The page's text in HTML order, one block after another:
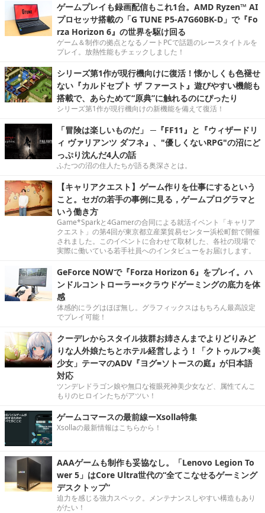
ゲームプレイも録画配信もこれ1台。AMD Ryzen™ AI
プロセッサ搭載の「G TUNE P5-A7G60BK-D」で『Fo
rza Horizon 6』の世界を駆け回る
ゲーム＆制作の拠点となるノートPCで話題のレースタイトルを
プレイ。放熱性能もチェックしました！
シリーズ第1作が現行機向けに復活！懐かしくも色褪せ
ない『カルドセプト ザ ファースト』遊びやすい機能も
搭載で、あらためて“原典”に触れるのにぴったり
シリーズ第1作が現行機向けの新機能を備えて復活！
「冒険は楽しいものだ」 ─『FF11』と『ウィザードリ
ィ ヴァリアンツ ダフネ』、"優しくないRPG"の沼にど
っぷり沈んだ4人の話
ふたつの沼の住人たちが語る奥深さとは。
【キャリアクエスト】ゲーム作りを仕事にするという
こと。セガの若手の事例に見る，ゲームプログラマと
いう働き方
Game*Sparkと4Gamerの合同による就活イベント「キャリア
クエスト」の第4回が東京都立産業貿易センター浜松町館で開催
されました。このイベントに合わせて取材した、各社の現場で
実際に働いている若手社員へのインタビューをお届けします。
GeForce NOWで『Forza Horizon 6』をプレイ。ハ
ンドルコントローラー×クラウドゲーミングの底力を体
感
体感的にラグはほぼ無し。グラフィックスはもちろん最高設定
でプレイ可能！
クーデレからスタイル抜群お姉さんまでよりどりみど
りな人外娘たちとホテル経営しよう！「クトゥルフ×美
少女」テーマのADV『ヨグ=ソトースの庭』が日本語
対応
ツンデレドラゴン娘や無口な複眼死神美少女など、属性てんこ
もりのヒロインたちがアツい！
ゲームコマースの最前線ーXsolla特集
Xsollaの最新情報はこちらから！
AAAゲームも制作も妥協なし。「Lenovo Legion To
wer 5」はCore Ultra世代の“全てこなせるゲーミング
デスクトップ”
迫力を感じる強力スペック。メンテナンスしやすい構造もあり
がたい！